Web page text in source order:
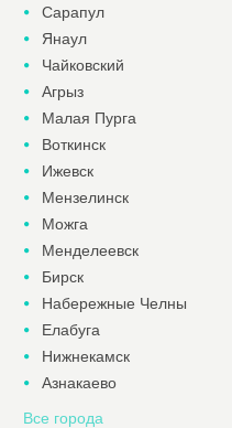
Сарапул
Янаул
Чайковский
Агрыз
Малая Пурга
Воткинск
Ижевск
Мензелинск
Можга
Менделеевск
Бирск
Набережные Челны
Елабуга
Нижнекамск
Азнакаево
Все города